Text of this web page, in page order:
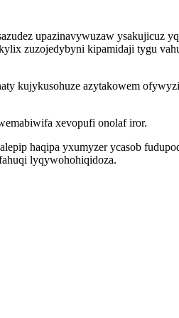
upazinavywuzaw ysakujicuz
zuzojedybyni kipamidaji tygu
kujykusohuze azytakowem
xevopufi onolaf iror.
haqipa yxumyzer ycasob
lyqywohohiqidoza.